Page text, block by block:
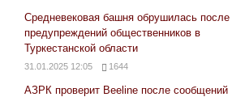
Средневековая башня обрушилась после
предупреждений общественников в
Туркестанской области
31.01.2025 12:05 1644
АЗРК проверит Beeline после сообщений